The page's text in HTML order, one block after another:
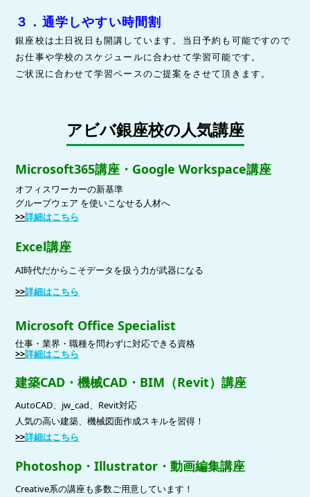
３．通学しやすい時間割
銀座校は土日祝日も開講しています。当日予約も可能ですので
お仕事や学校のスケジュールに合わせて学習可能です。
ご状況に合わせて学習ペースのご提案をさせて頂きます。
アビバ銀座校の人気講座
Microsoft365講座・Google Workspace講座
オフィスワーカーの新基準
グループウェア を使いこなせる人材へ
>>詳細はこちら
Excel講座
AI時代だからこそデータを扱う力が武器になる
>>詳細はこちら
Microsoft Office Specialist
仕事・業界・職種を問わずに対応できる資格
>>詳細はこちら
建築CAD・機械CAD・BIM（Revit）講座
AutoCAD、jw_cad、Revit対応
人気の高い建築、機械図面作成スキルを習得！
>>詳細はこちら
Photoshop・Illustrator・動画編集講座
Creative系の講座も多数ご用意しています！